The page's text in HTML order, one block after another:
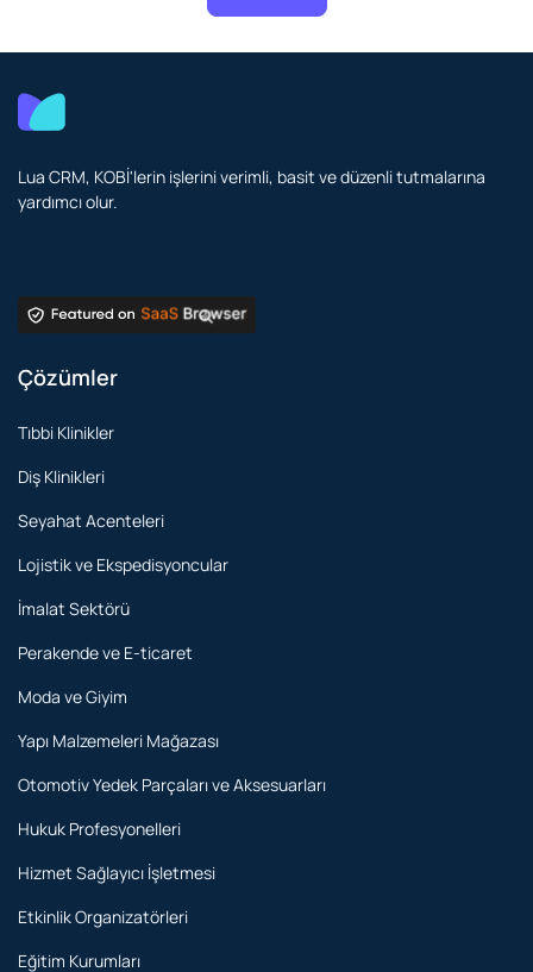
Lua CRM, KOBİ'lerin işlerini verimli, basit ve düzenli tutmalarına
yardımcı olur.
Çözümler
Tıbbi Klinikler
Diş Klinikleri
Seyahat Acenteleri
Lojistik ve Ekspedisyoncular
İmalat Sektörü
Perakende ve E-ticaret
Moda ve Giyim
Yapı Malzemeleri Mağazası
Otomotiv Yedek Parçaları ve Aksesuarları
Hukuk Profesyonelleri
Hizmet Sağlayıcı İşletmesi
Etkinlik Organizatörleri
Eğitim Kurumları